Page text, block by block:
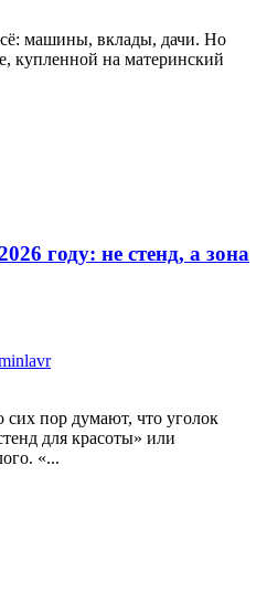
машины, вклады, дачи. Но
купленной на материнский
году: не стенд, а зона
пор думают, что уголок
для красоты» или
«...